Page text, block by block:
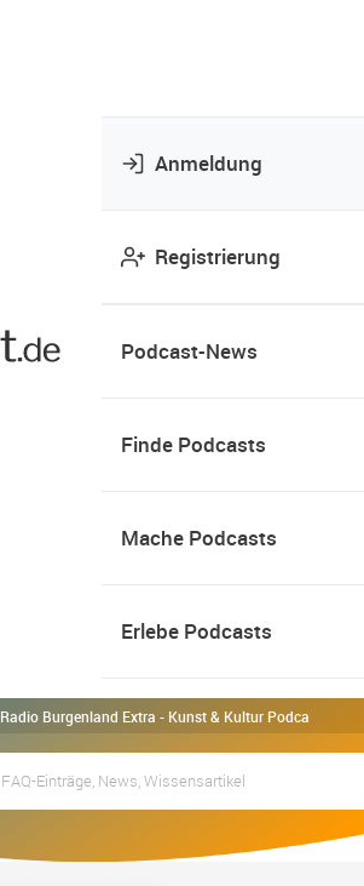
Anmeldung
Registrierung
Podcast-News
Finde Podcasts
Mache Podcasts
Erlebe Podcasts
Radio Burgenland Extra - Kunst & Kultur Podcast